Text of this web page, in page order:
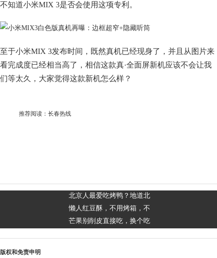
不知道小米MIX 3是否会使用这项专利。
至于小米MIX 3发布时间，既然真机已经现身了，并且从图片来
看完成度已经相当高了，相信这款真·全面屏新机应该不会让我
们等太久，大家觉得这款新机怎么样？
推荐阅读： 长春热线
北京人最爱吃烤鸭？地道北
懒人红豆酥，不用烤箱，不
芒果别削皮直接吃，换个吃
版权和免责申明